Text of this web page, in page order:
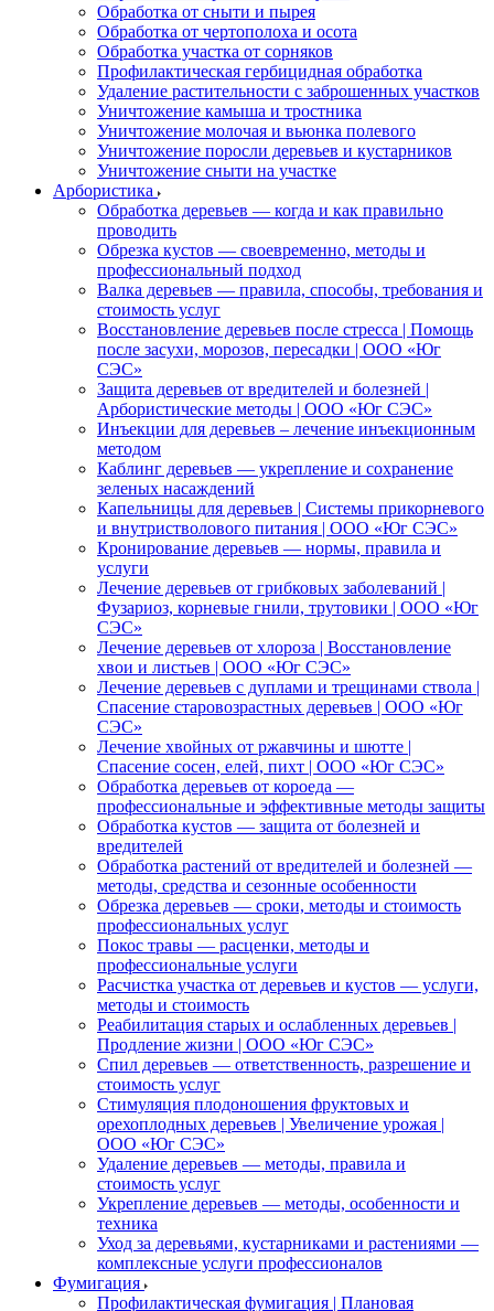
Обработка от сныти и пырея
Обработка от чертополоха и осота
Обработка участка от сорняков
Профилактическая гербицидная обработка
Удаление растительности с заброшенных участков
Уничтожение камыша и тростника
Уничтожение молочая и вьюнка полевого
Уничтожение поросли деревьев и кустарников
Уничтожение сныти на участке
Арбористика
Обработка деревьев — когда и как правильно
проводить
Обрезка кустов — своевременно, методы и
профессиональный подход
Валка деревьев — правила, способы, требования и
стоимость услуг
Восстановление деревьев после стресса | Помощь
после засухи, морозов, пересадки | ООО «Юг
СЭС»
Защита деревьев от вредителей и болезней |
Арбористические методы | ООО «Юг СЭС»
Инъекции для деревьев – лечение инъекционным
методом
Каблинг деревьев — укрепление и сохранение
зеленых насаждений
Капельницы для деревьев | Системы прикорневого
и внутристволового питания | ООО «Юг СЭС»
Кронирование деревьев — нормы, правила и
услуги
Лечение деревьев от грибковых заболеваний |
Фузариоз, корневые гнили, трутовики | ООО «Юг
СЭС»
Лечение деревьев от хлороза | Восстановление
хвои и листьев | ООО «Юг СЭС»
Лечение деревьев с дуплами и трещинами ствола |
Спасение старовозрастных деревьев | ООО «Юг
СЭС»
Лечение хвойных от ржавчины и шютте |
Спасение сосен, елей, пихт | ООО «Юг СЭС»
Обработка деревьев от короеда —
профессиональные и эффективные методы защиты
Обработка кустов — защита от болезней и
вредителей
Обработка растений от вредителей и болезней —
методы, средства и сезонные особенности
Обрезка деревьев — сроки, методы и стоимость
профессиональных услуг
Покос травы — расценки, методы и
профессиональные услуги
Расчистка участка от деревьев и кустов — услуги,
методы и стоимость
Реабилитация старых и ослабленных деревьев |
Продление жизни | ООО «Юг СЭС»
Спил деревьев — ответственность, разрешение и
стоимость услуг
Стимуляция плодоношения фруктовых и
орехоплодных деревьев | Увеличение урожая |
ООО «Юг СЭС»
Удаление деревьев — методы, правила и
стоимость услуг
Укрепление деревьев — методы, особенности и
техника
Уход за деревьями, кустарниками и растениями —
комплексные услуги профессионалов
Фумигация
Профилактическая фумигация | Плановая